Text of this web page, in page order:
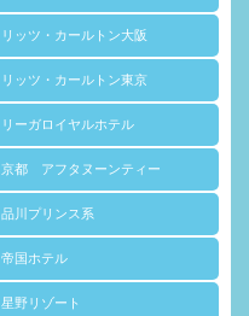
リッツ・カールトン大阪
リッツ・カールトン東京
リーガロイヤルホテル
京都 アフタヌーンティー
品川プリンス系
帝国ホテル
星野リゾート